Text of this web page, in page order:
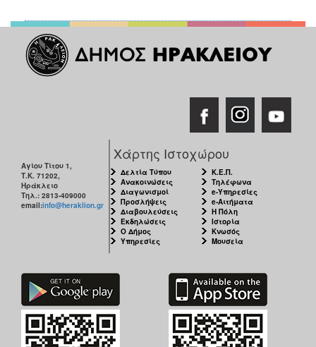
Αγίου Τίτου 1,
Τ.Κ. 71202,
Ηράκλειο
Τηλ.: 2813-409000
email:info@heraklion.gr
Χάρτης Ιστοχώρου
Δελτία Τύπου
Ανακοινώσεις
Διαγωνισμοί
Προσλήψεις
Διαβουλεύσεις
Εκδηλώσεις
Ο Δήμος
Υπηρεσίες
Κ.Ε.Π.
Τηλέφωνα
e-Υπηρεσίες
e-Αιτήματα
Η Πόλη
Ιστορία
Κνωσός
Μουσεία